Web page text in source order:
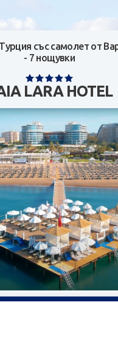
Пловдив/
ЗАПИТВАНЕ
със самолет от
- 7 нощувки
LARA HOTEL